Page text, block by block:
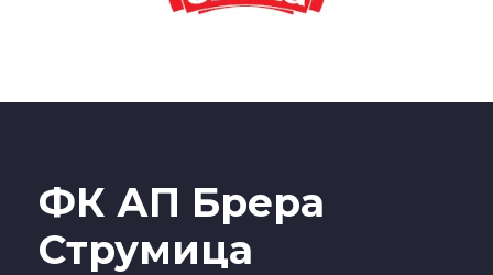
ФК АП Брера
Струмица